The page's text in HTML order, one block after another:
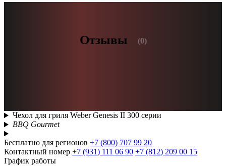
Отзывы (0)
Чехол для гриля Weber Genesis II 300 серии
BBQ Gourmet
Бесплатно для регионов +7 (800) 707 99 20
Контактный номер +7 (931) 111 06 90 +7 (812) 209 00 15
График работы